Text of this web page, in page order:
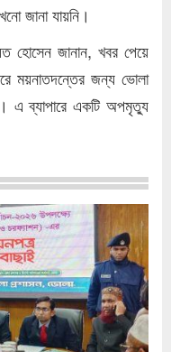
জানা যায়নি।
হোসেন জানান, খবর পেয়ে
ময়নাতদন্তের জন্য ভোলা
এ ব্যাপারে একটি অপমৃত্যু